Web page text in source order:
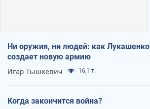
Ни оружия, ни людей: как Лукашенко
создает новую армию
Игар Тышкевич 16,1 т.
Когда закончится война?